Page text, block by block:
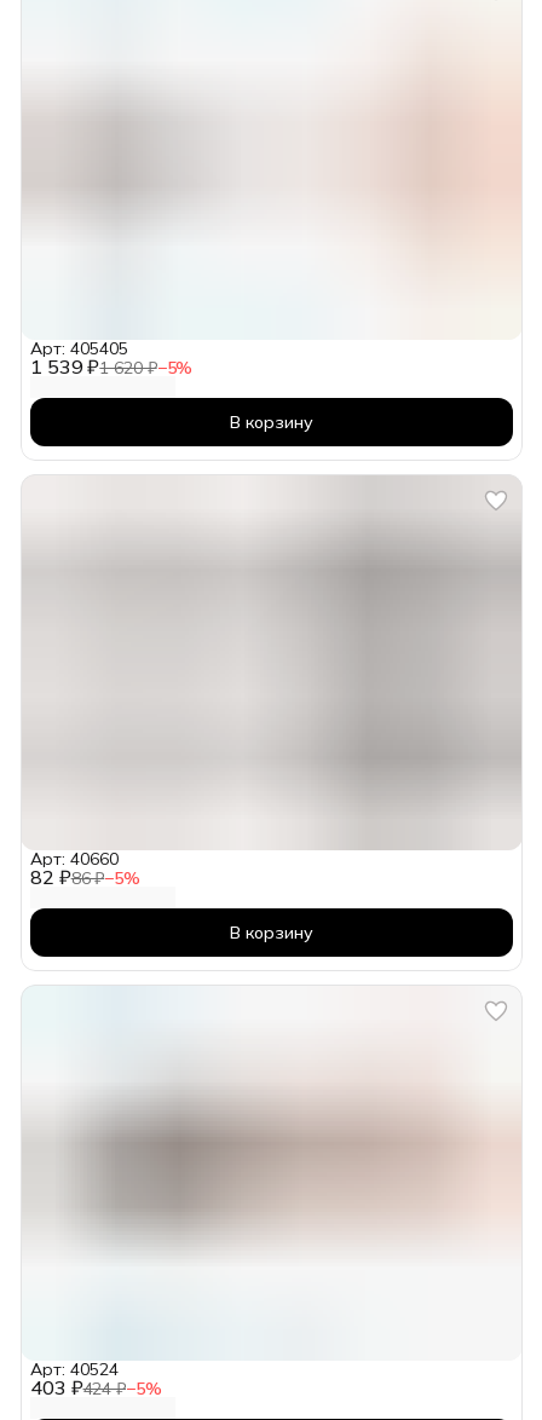
1 539 ₽1 620 ₽−5%
Арт: 405405
В корзину
82 ₽86 ₽−5%
Арт: 40660
В корзину
403 ₽424 ₽−5%
Арт: 40524